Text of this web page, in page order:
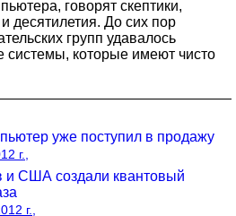
говорят скептики,
десятилетия. До сих пор
групп удавалось
системы, которые имеют чисто
уже поступил в продажу
г.,
и США создали квантовый
г.,